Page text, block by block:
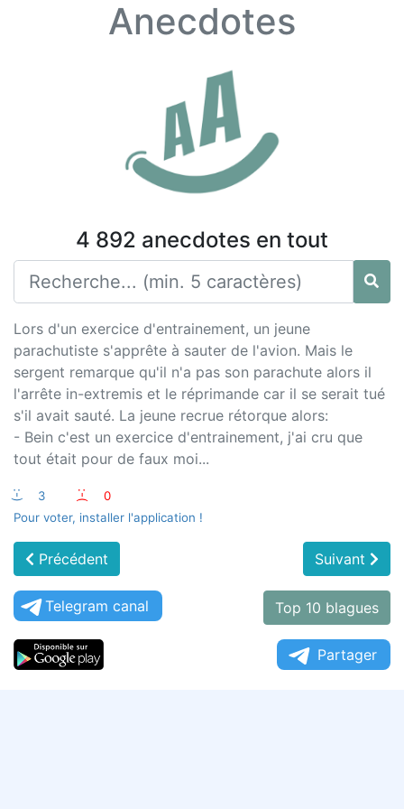
Anecdotes
4 892 anecdotes en tout
Lors d'un exercice d'entrainement, un jeune
parachutiste s'apprête à sauter de l'avion. Mais le
sergent remarque qu'il n'a pas son parachute alors il
l'arrête in-extremis et le réprimande car il se serait tué
s'il avait sauté. La jeune recrue rétorque alors:
- Bein c'est un exercice d'entrainement, j'ai cru que
tout était pour de faux moi...
:-) 3 :-(
0
Pour voter, installer l'application !
Précédent Suivant
Telegram canal Top 10 blagues
Partager